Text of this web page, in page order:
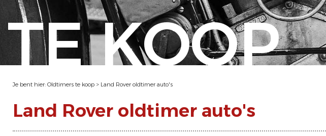
TE KOOP
Je bent hier: Oldtimers te koop > Land Rover oldtimer auto's
Land Rover oldtimer auto's